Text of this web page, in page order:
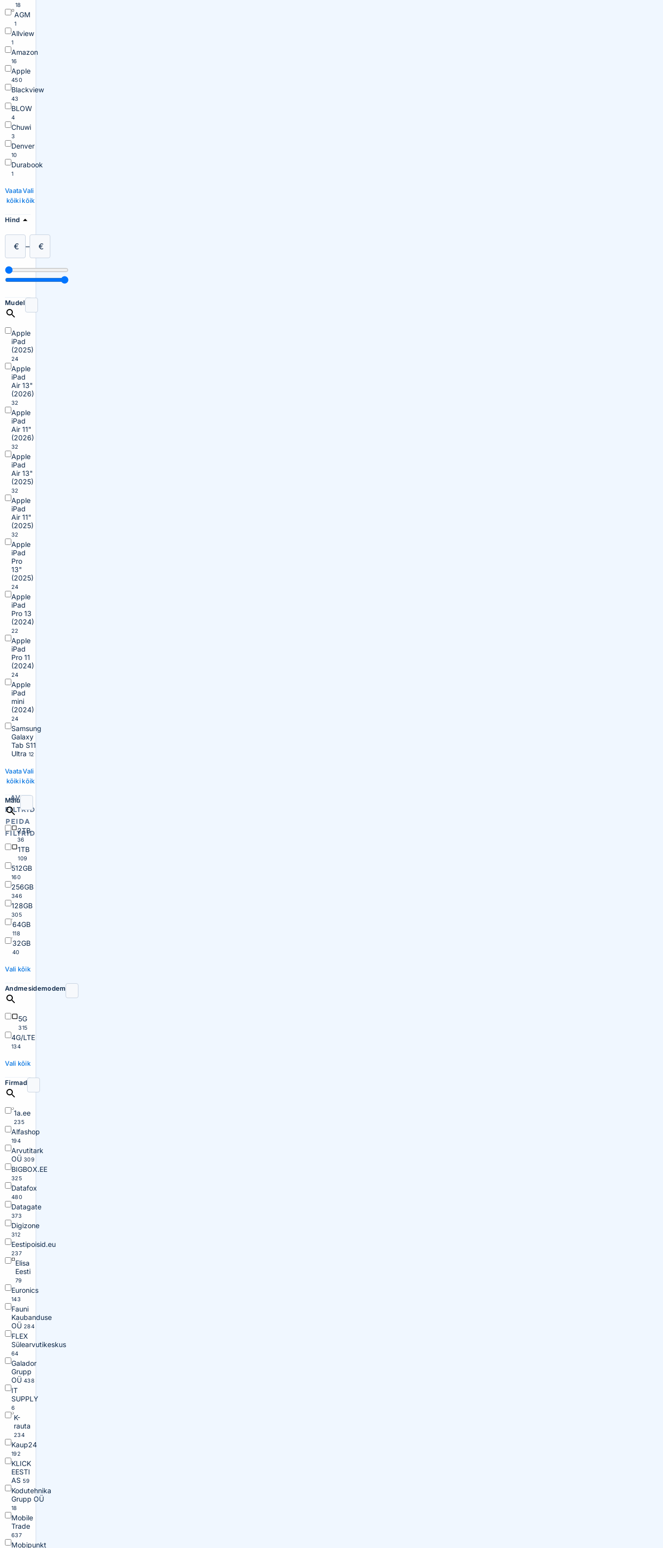
AVA
FILTRID
PEIDA
FILTRID
18
AGM
1
Allview
1
Amazon
16
Apple
450
Blackview
43
BLOW
4
Chuwi
3
Denver
10
Durabook
1
Vaata
kõiki
Vali
kõik
Hind
€ – €
Mudel
Apple
iPad
(2025)
24
Apple
iPad
Air 13"
(2026)
32
Apple
iPad
Air 11"
(2026)
32
Apple
iPad
Air 13"
(2025)
32
Apple
iPad
Air 11"
(2025)
32
Apple
iPad
Pro
13"
(2025)
24
Apple
iPad
Pro 13
(2024)
22
Apple
iPad
Pro 11
(2024)
24
Apple
iPad
mini
(2024)
24
Samsung
Galaxy
Tab S11
Ultra 12
Vaata
kõiki
Vali
kõik
Mälu
2TB
36
1TB
109
512GB
160
256GB
346
128GB
305
64GB
118
32GB
40
Vali kõik
Andmesidemodem
5G
315
4G/LTE
134
Vali kõik
Firmad
1a.ee
235
Alfashop
194
Arvutitark
OÜ 309
BIGBOX.EE
325
Datafox
480
Datagate
373
Digizone
312
Eestipoisid.eu
237
Elisa
Eesti
79
Euronics
143
Fauni
Kaubanduse
OÜ 284
FLEX
Sülearvutikeskus
64
Galador
Grupp
OÜ 438
IT
SUPPLY
6
K-
rauta
234
Kaup24
192
KLICK
EESTI
AS 59
Kodutehnika
Grupp OÜ
18
Mobile
Trade
637
Mobipunkt